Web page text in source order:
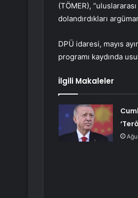
(TÖMER),
dolandırdıkları
DPÜ idaresi, mayıs
programı kaydında
İlgili Makaleler